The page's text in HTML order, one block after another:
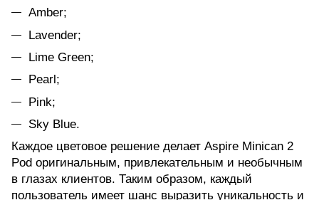
Amber;
Lavender;
Lime Green;
Pearl;
Pink;
Sky Blue.
Каждое цветовое решение делает Aspire Minican 2
Pod оригинальным, привлекательным и необычным
в глазах клиентов. Таким образом, каждый
пользователь имеет шанс выразить уникальность и